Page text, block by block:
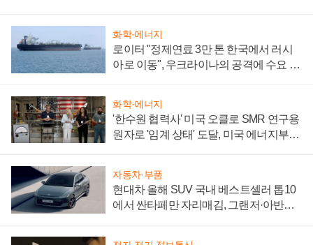
화학·에너지
로이터 "정제연료 3만 톤 한국에서 러시
아로 이동", 우크라이나의 공격에 수요 늘
화학·에너지
'한수원 협력사' 미국 오클로 SMR 연구용
원자로 '임계 상태' 도달, 미국 에너지부
자동차·부품
현대차 올해 SUV 국내 베스트셀러 톱10
에서 싼타페만 자리매김, 그랜저·아반떼